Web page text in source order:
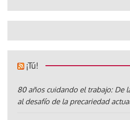
¡Tú!
80 años cuidando el trabajo: De
al desafío de la precariedad